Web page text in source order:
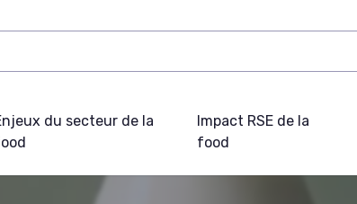
du secteur de la
Impact RSE de la
food